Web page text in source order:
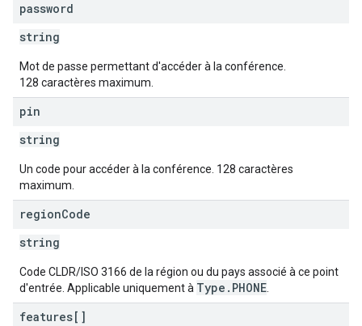
password
string
Mot de passe permettant d'accéder à la conférence.
128 caractères maximum.
pin
string
Un code pour accéder à la conférence. 128 caractères
maximum.
regionCode
string
Code CLDR/ISO 3166 de la région ou du pays associé à ce point
d'entrée. Applicable uniquement à Type.PHONE
features[]